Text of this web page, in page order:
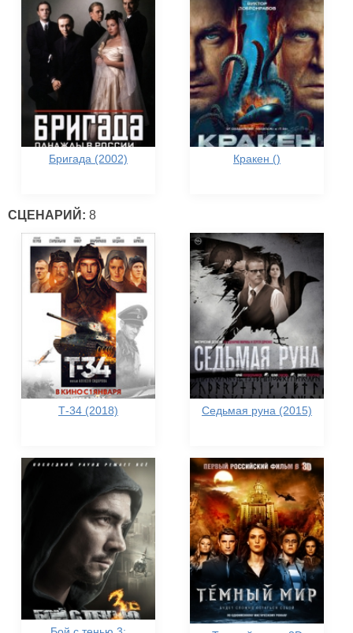
Бригада (2002) Кракен ()
СЦЕНАРИЙ: 8
Т-34 (2018) Седьмая руна (2015)